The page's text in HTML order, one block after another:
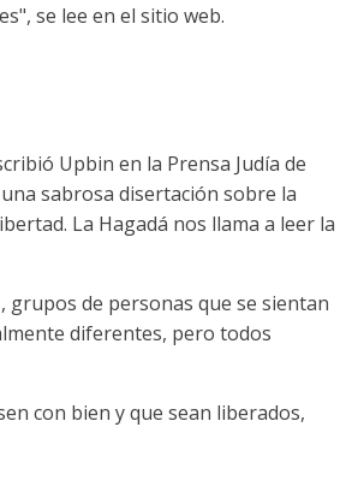
se lee en el sitio web.
Upbin en la Prensa Judía de
sabrosa disertación sobre la
La Hagadá nos llama a leer la
grupos de personas que se sientan
diferentes, pero todos
con bien y que sean liberados,